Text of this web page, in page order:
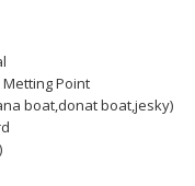
Point
boat,donat boat,jesky)